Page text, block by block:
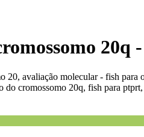
20q
20, avaliação molecular - fish
do cromossomo 20q, fish para